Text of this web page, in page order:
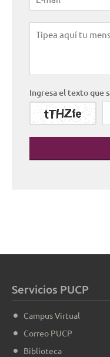
Ingresa el texto que
Servicios PUCP
Campus Virtual
Correo PUCP
Biblioteca